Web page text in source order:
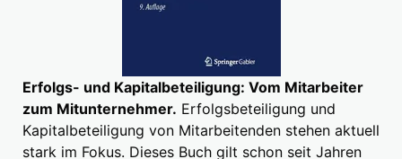
Erfolgs- und Kapitalbeteiligung: Vom Mitarbeiter
zum Mitunternehmer. Erfolgsbeteiligung und
Kapitalbeteiligung von Mitarbeitenden stehen aktuell
stark im Fokus. Dieses Buch gilt schon seit Jahren